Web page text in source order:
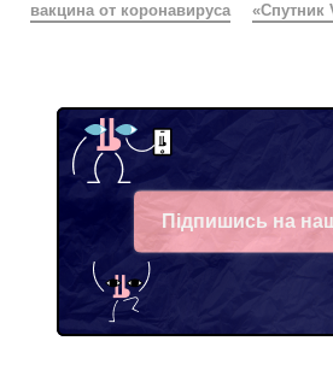
вакцина от коронавируса
«Спутник
Підпишись на
Telegram